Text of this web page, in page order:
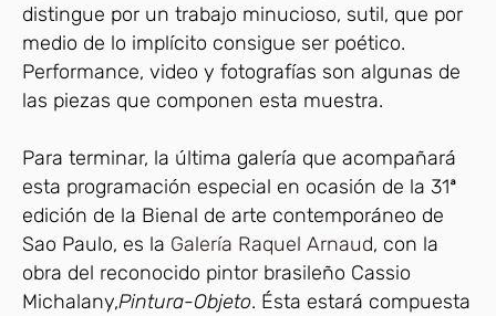
distingue por un trabajo minucioso, sutil, que por
medio de lo implícito consigue ser poético.
Performance, video y fotografías son algunas de
las piezas que componen esta muestra.
Para terminar, la última galería que acompañará
esta programación especial en ocasión de la 31ª
edición de la Bienal de arte contemporáneo de
Sao Paulo, es la Galería Raquel Arnaud, con la
obra del reconocido pintor brasileño Cassio
Michalany,Pintura-Objeto. Ésta estará compuesta